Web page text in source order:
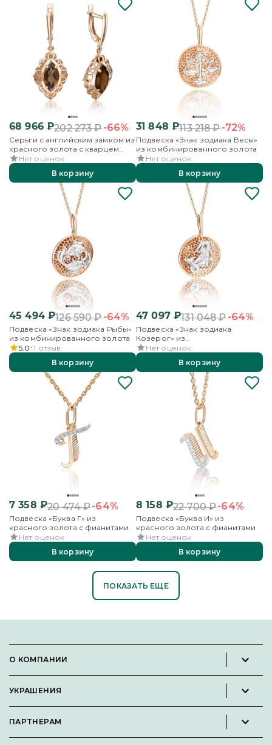
68 966₽202 273₽-66%
Серьги с английским замком из
красного золота с кварцем
дымчатым
Нет оценок
В корзину
31 848 ₽113 218₽-72%
Подвеска «Знак зодиака Весы»
из комбинированного золота
Нет оценок
В корзину
45 494₽126 590₽-64%
Подвеска «Знак зодиака Рыбы»
из комбинированного золота
5.0 1 отзыв
В корзину
47 097₽131 048₽-64%
Подвеска «Знак зодиака
Козерог» из
комбинированного золота
Нет оценок
В корзину
7 358 ₽20 474₽-64%
Подвеска «Буква Г» из
красного золота с фианитами
Нет оценок
В корзину
8 158 ₽22 700₽-64%
Подвеска «Буква И» из
красного золота с фианитами
Нет оценок
В корзину
ПОКАЗАТЬ ЕЩЕ
О КОМПАНИИ
Вакансии
УКРАШЕНИЯ
Кольца
ПАРТНЕРАМ